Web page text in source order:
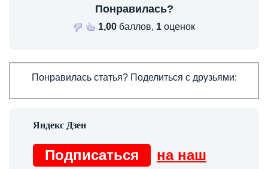
Понравилась?
1,00 баллов, 1 оценок
Понравилась статья? Поделиться с друзьями:
Подписаться
на наш